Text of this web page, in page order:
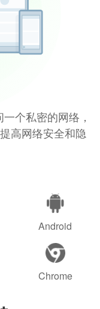
个私密的网络，
高网络安全和隐
Android
Chrome